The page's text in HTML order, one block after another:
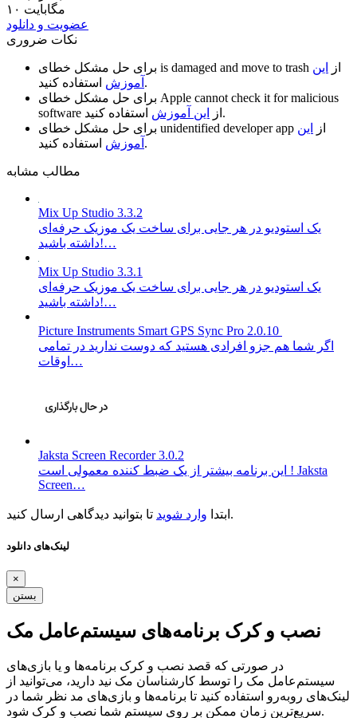
۱۰ مگابایت
عضویت و دانلود
نکات ضروری
is damaged and move to trash از
این
آموزش استفاده کنید.
Apple cannot check it for malicious
software
از این آموزش
استفاده کنید.
unidentified developer app از
این
آموزش استفاده کنید.
مطالب مشابه
Mix Up Studio 3.3.2
یک استودیو در هر جایی برای ساخت یک موزیک حرفه‌ای
داشته باشید!…
Mix Up Studio 3.3.1
یک استودیو در هر جایی برای ساخت یک موزیک حرفه‌ای
داشته باشید!…
Picture Instruments Smart GPS Sync Pro 2.0.10
اگر شما هم جزو افرادی هستید که دوست ندارید در تمامی
اوقات…
Jaksta Screen Recorder 3.0.2
این برنامه بیشتر از یک ضبط کننده معمولی است ! Jaksta
Screen…
ابتدا وارد شوید تا بتوانید دیدگاهی ارسال کنید.
لینک‌های دانلود
×
بستن
نصب و کرک برنامه‌های سیستم‌عامل مک
در صورتی که قصد نصب و کرک برنامه‌ها و یا بازی‌های
سیستم‌عامل مک را توسط کارشناسان مک نید دارید، می‌توانید از
لینک‌های رو‌به‌رو استفاده کنید تا برنامه‌ها و بازی‌های مد نظر شما در
سریع‌ترین زمان ممکن بر روی سیستم شما نصب و کرک شود.